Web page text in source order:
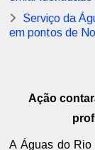
Serviço da
em pontos de
Ação
A Águas do Rio